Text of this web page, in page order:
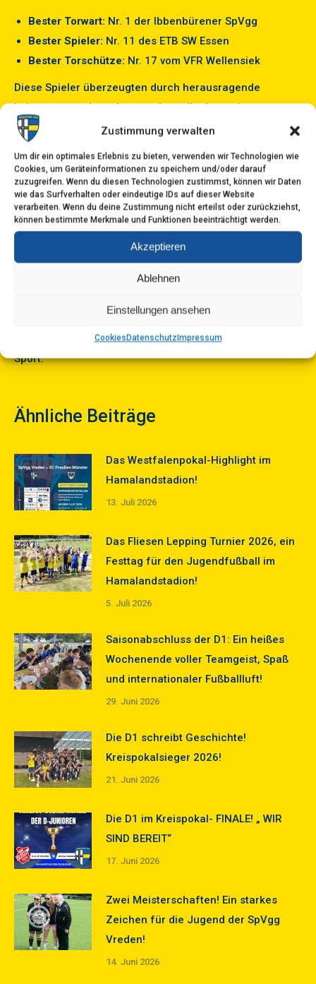
Zustimmung verwalten
Um dir ein optimales Erlebnis zu bieten, verwenden wir Technologien wie
Cookies, um Geräteinformationen zu speichern und/oder darauf
zuzugreifen. Wenn du diesen Technologien zustimmst, können wir Daten
wie das Surfverhalten oder eindeutige IDs auf dieser Website
verarbeiten. Wenn du deine Zustimmung nicht erteilst oder zurückziehst,
können bestimmte Merkmale und Funktionen beeinträchtigt werden.
Akzeptieren
Ablehnen
Einstellungen ansehen
CookiesDatenschutzImpressum
Bester Torwart: Nr. 1 der Ibbenbürener SpVgg
Bester Spieler: Nr. 11 des ETB SW Essen
Bester Torschütze: Nr. 17 vom VFR Wellensiek
Diese Spieler überzeugten durch herausragende
Leistungen und wurden von den teilnehmenden
Mannschaften gewählt – ein Zeichen für sportliche
Anerkennung und Fairness.
Ein großes Dankeschön geht an alle Helferinnen und
Helfer, die dieses Turnier möglich gemacht haben, ob
bei der Organisation, Verpflegung oder Betreuung der
Teams. Ebenso danken wir den Eltern und Fans für ihre
Unterstützung und Begeisterung am Spielfeldrand.
Ein besonderer Dank gilt dem Sponsor
dieser Größenordnung nicht realisierbar wäre. Ihre
Unterstützung ist ein starkes Zeichen für den regionalen
Sport.
Ähnliche Beiträge
Das Westfalenpokal-Highlight im
Hamalandstadion!
13. Juli 2026
Das Fliesen Lepping Turnier 2026, ein
Festtag für den Jugendfußball im
Hamalandstadion!
5. Juli 2026
Saisonabschluss der D1: Ein heißes
Wochenende voller Teamgeist, Spaß
und internationaler Fußballluft!
29. Juni 2026
Die D1 schreibt Geschichte!
Kreispokalsieger 2026!
21. Juni 2026
Die D1 im Kreispokal- FINALE! „ WIR
SIND BEREIT“
17. Juni 2026
Zwei Meisterschaften! Ein starkes
Zeichen für die Jugend der SpVgg
Vreden!
14. Juni 2026